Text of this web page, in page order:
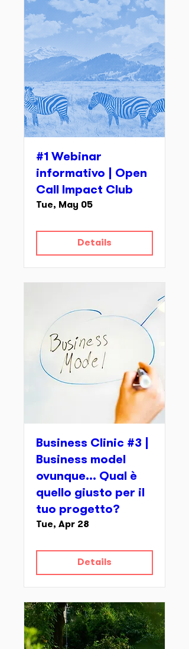
#1 Webinar
informativo | Open
Call Impact Club
Tue, May 05
Details
Business Clinic #3 |
Business model
ovunque... Qual è
quello giusto per il
tuo progetto?
Tue, Apr 28
Details